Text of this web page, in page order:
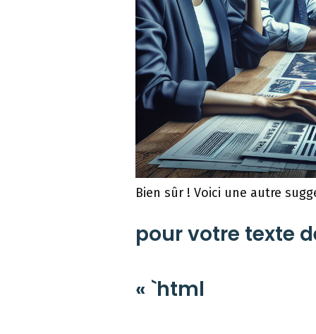
Bien sûr ! Voici une autre
pour votre texte
« `html